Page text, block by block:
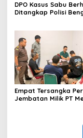
DPO Kasus Sabu
Ditangkap Polisi
Empat Tersangka
Jembatan Milik PT